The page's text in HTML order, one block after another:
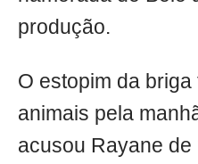
produção.
O estopim da briga
animais pela
acusou Rayane